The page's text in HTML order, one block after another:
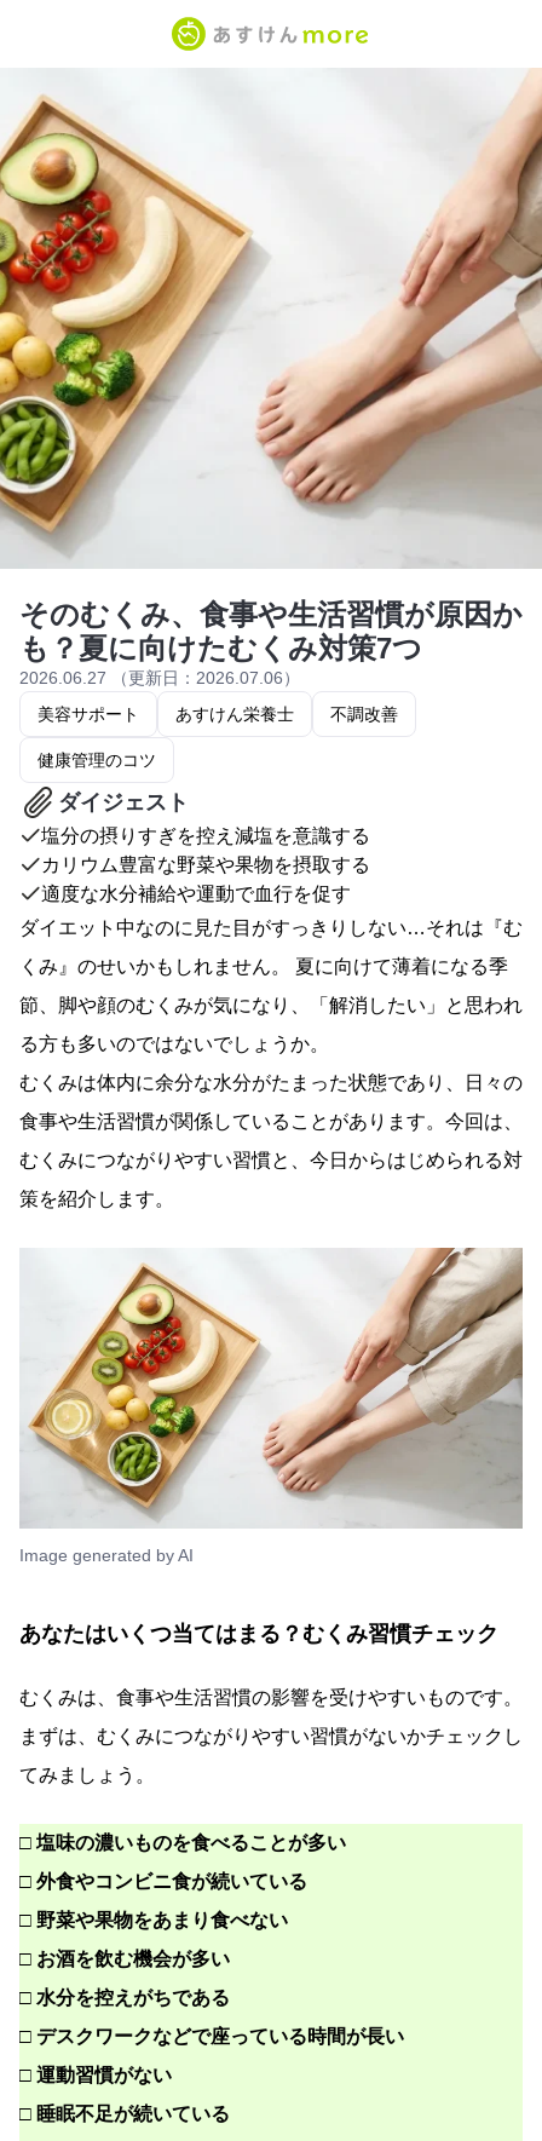
そのむくみ、食事や生活習慣が原因か
も？夏に向けたむくみ対策7つ
2026.06.27 （更新日：2026.07.06）
美容サポート
あすけん栄養士 不調改善
健康管理のコツ
ダイジェスト
塩分の摂りすぎを控え減塩を意識する
カリウム豊富な野菜や果物を摂取する
適度な水分補給や運動で血行を促す
ダイエット中なのに見た目がすっきりしない…それは『む
くみ』のせいかもしれません。 夏に向けて薄着になる季
節、脚や顔のむくみが気になり、「解消したい」と思われ
る方も多いのではないでしょうか。
むくみは体内に余分な水分がたまった状態であり、日々の
食事や生活習慣が関係していることがあります。今回は、
むくみにつながりやすい習慣と、今日からはじめられる対
策を紹介します。
Image generated by AI
あなたはいくつ当てはまる？むくみ習慣チェック
むくみは、食事や生活習慣の影響を受けやすいものです。
まずは、むくみにつながりやすい習慣がないかチェックし
てみましょう。
□ 塩味の濃いものを食べることが多い
□ 外食やコンビニ食が続いている
□ 野菜や果物をあまり食べない
□ お酒を飲む機会が多い
□ 水分を控えがちである
□ デスクワークなどで座っている時間が長い
□ 運動習慣がない
□ 睡眠不足が続いている